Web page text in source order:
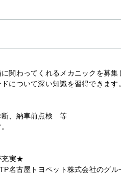
関わってくれるメカニックを募集
について深い知識を習得できます
断、納車前点検 等
充実★
名古屋トヨペット株式会社のグ